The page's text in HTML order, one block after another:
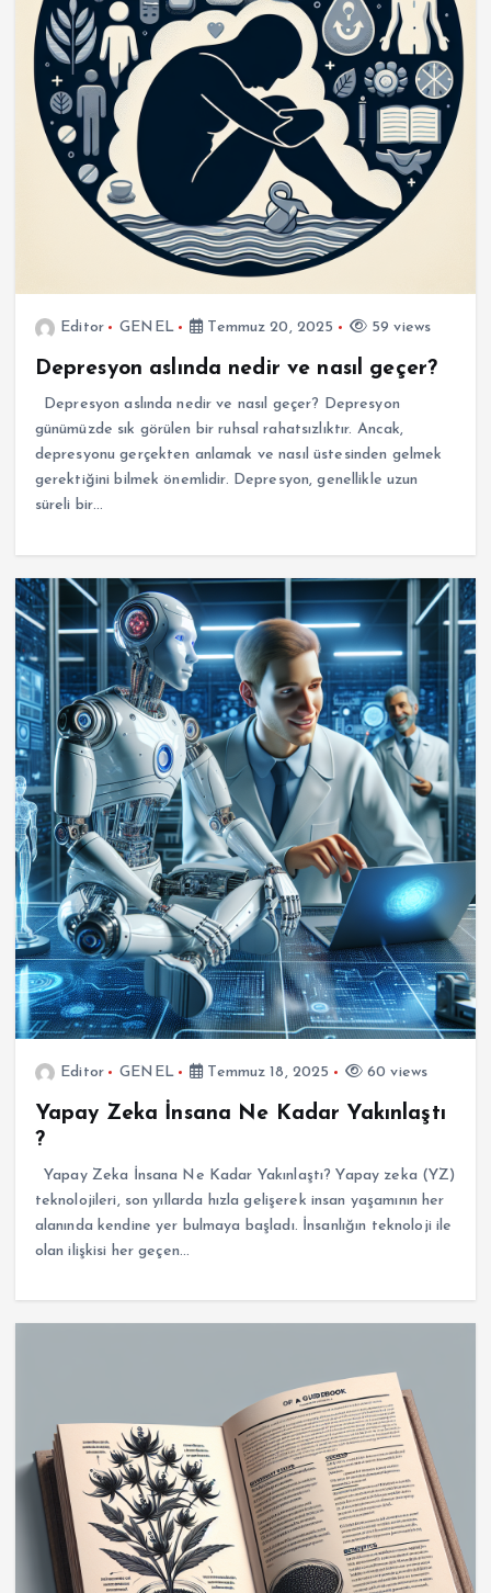
Editor GENEL Temmuz 20, 2025 59 views
Depresyon aslında nedir ve nasıl geçer?
Depresyon aslında nedir ve nasıl geçer? Depresyon
günümüzde sık görülen bir ruhsal rahatsızlıktır. Ancak,
depresyonu gerçekten anlamak ve nasıl üstesinden gelmek
gerektiğini bilmek önemlidir. Depresyon, genellikle uzun
süreli bir…
Editor GENEL Temmuz 18, 2025 60 views
Yapay Zeka İnsana Ne Kadar Yakınlaştı
?
Yapay Zeka İnsana Ne Kadar Yakınlaştı? Yapay zeka (YZ)
teknolojileri, son yıllarda hızla gelişerek insan yaşamının her
alanında kendine yer bulmaya başladı. İnsanlığın teknoloji ile
olan ilişkisi her geçen…